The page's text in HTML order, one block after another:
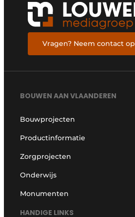
Vragen? Neem contact op
BOUWEN AAN VLAANDEREN
Bouwprojecten
Productinformatie
Zorgprojecten
Onderwijs
Monumenten
HANDIGE LINKS